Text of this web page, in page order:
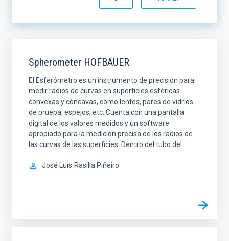
Spherometer HOFBAUER
El Esferómetro es un instrumento de precisión para
medir radios de curvas en superficies esféricas
convexas y cóncavas, como lentes, pares de vidrios
de prueba, espejos, etc. Cuenta con una pantalla
digital de los valores medidos y un software
apropiado para la medición precisa de los radios de
las curvas de las superficies. Dentro del tubo del
José Luís Rasilla Piñeiro